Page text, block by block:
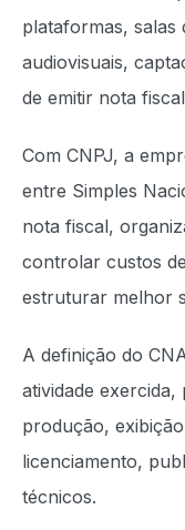
plataformas, salas
audiovisuais,
de emitir nota
Com CNPJ, a
entre Simples
nota fiscal,
controlar custos
estruturar melhor
A definição do
atividade
produção,
licenciamento,
técnicos.